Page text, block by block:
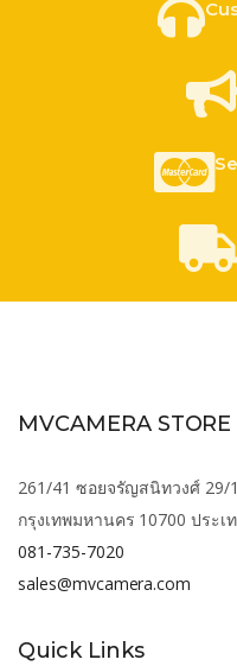
MVCAMERA STORE
261/41 ซอยจรัญสนิทวงศ์ 29/
กรุงเทพมหานคร 10700 ประเ
081-735-7020
sales@mvcamera.com
Quick Links